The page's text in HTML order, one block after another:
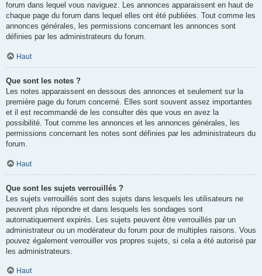
forum dans lequel vous naviguez. Les annonces apparaissent en haut de
chaque page du forum dans lequel elles ont été publiées. Tout comme les
annonces générales, les permissions concernant les annonces sont
définies par les administrateurs du forum.
Haut
Que sont les notes ?
Les notes apparaissent en dessous des annonces et seulement sur la
première page du forum concerné. Elles sont souvent assez importantes
et il est recommandé de les consulter dès que vous en avez la
possibilité. Tout comme les annonces et les annonces générales, les
permissions concernant les notes sont définies par les administrateurs du
forum.
Haut
Que sont les sujets verrouillés ?
Les sujets verrouillés sont des sujets dans lesquels les utilisateurs ne
peuvent plus répondre et dans lesquels les sondages sont
automatiquement expirés. Les sujets peuvent être verrouillés par un
administrateur ou un modérateur du forum pour de multiples raisons. Vous
pouvez également verrouiller vos propres sujets, si cela a été autorisé par
les administrateurs.
Haut